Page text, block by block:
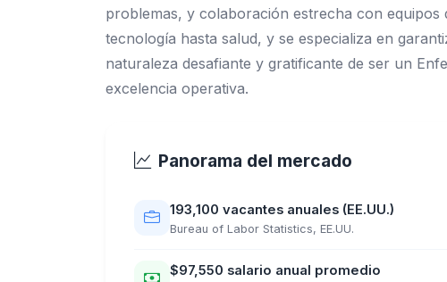
problemas, y colaboración estrecha con equipos
tecnología hasta salud, y se especializa en
naturaleza desafiante y gratificante de ser un
excelencia operativa.
Panorama del mercado
193,100 vacantes anuales (EE.UU.)
Bureau of Labor Statistics, EE.UU.
$97,550 salario anual promedio